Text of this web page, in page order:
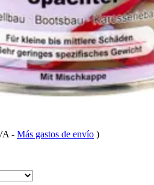
- Más gastos de envío )